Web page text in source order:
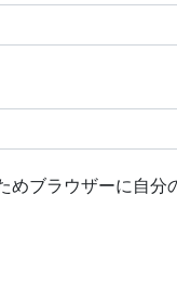
めブラウザーに自分